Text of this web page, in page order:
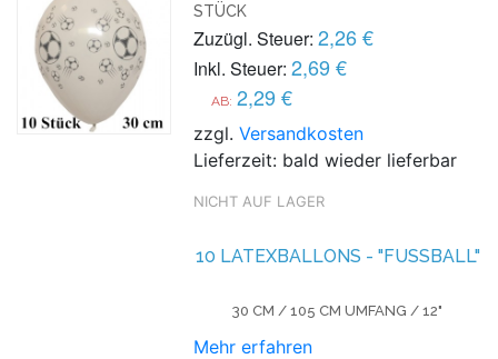
ÜCK
Zuzügl. Steuer: 2,26 €
Inkl. Steuer: 2,69 €
AB: 2,29 €
zzgl.Versandkosten
Lieferzeit: bald wieder lieferbar
NICHT AUF LAGER
10 LATEXBALLONS - "FUSSBALL"
30 CM / 105 CM UMFANG / 12"
Mehr erfahren